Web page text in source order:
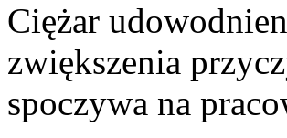
Ciężar
zwiększenia
spoczywa na